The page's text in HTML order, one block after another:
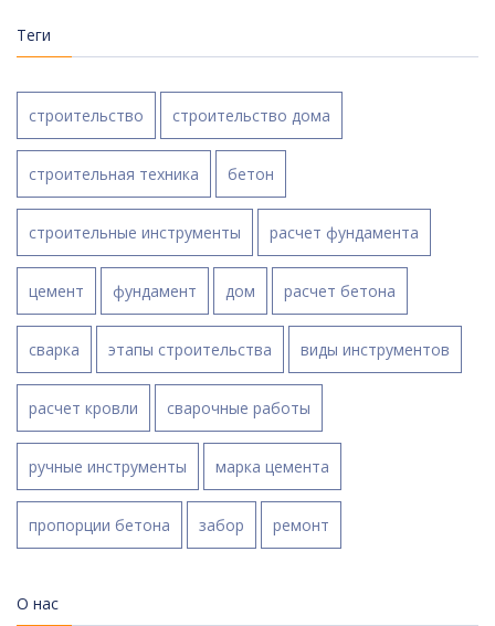
Теги
строительство строительство дома
строительная техника бетон
строительные инструменты расчет фундамента
цемент фундамент дом расчет бетона
сварка этапы строительства виды инструментов
расчет кровли сварочные работы
ручные инструменты марка цемента
пропорции бетона забор ремонт
О нас